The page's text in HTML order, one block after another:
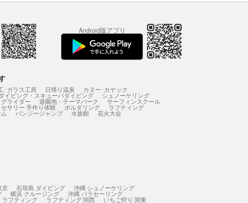
Android版アプリ
･ガラス工房 日帰り温泉 カヌー･カヤック
イビング・スキューバダイビング シュノーケリング
ライダー 遊園地・テーマパーク サーフィンスクール
サリー 手作り体験 ボルダリング ラフティング
バンジージャンプ 水族館 花火大会
京 石垣島 ダイビング 沖縄 シュノーケリング
横浜 クルージング 沖縄 パラセーリング
ラフティング ラフティング 関西 いちご狩り 関東